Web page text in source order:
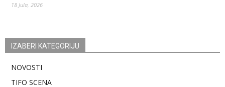
18 Jula, 2026
IZABERI KATEGORIJU
NOVOSTI
TIFO SCENA